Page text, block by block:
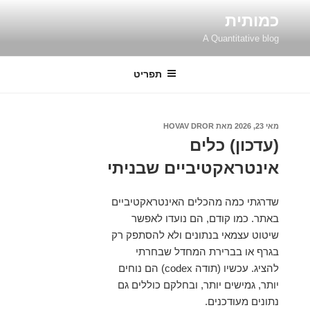
כמותית
A Quantitative blog
תפריט
פורסם
ב
מאי 23, 2026 מאת HOVAV DROR
(עדכון) כלים
אינטראקטיביים שבניתי
שדרגתי כמה מהכלים האינטראקטיביים
באתר. כמו קודם, הם נועדו לאפשר
שיטוט עצמאי בנתונים ולא להסתפק רק
בגרף או בברירת המחדל שבחרתי
להציג. עכשיו (תודה codex) הם נוחים
יותר, גמישים יותר, ובחלקם כוללים גם
נתונים מעודכנים.